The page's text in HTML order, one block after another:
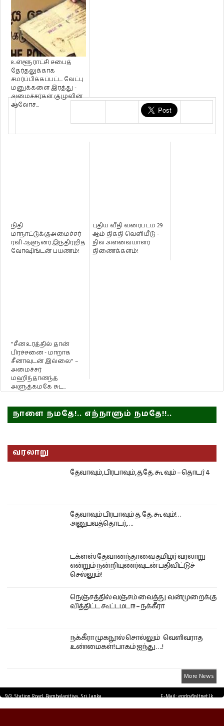
உள்ளூராட்சி சபைத்
தேர்தலுக்காக
சமர்ப்பிக்கப்பட்ட வேட்பு
மனுக்களை இரத்து -
அமைச்சர்கள் குழுவின்
ஆலோச...
நிதி
மாநாட்டுக்குஅமைச்சர்
ரவி ஆளுனர் இந்திரஜித்
வோஷிங்டன் பயணம்!
புதிய வீதி வரைபடம் 29
ஆம் திகதி வெளியீடு -
நில அளவையாளர்
திணைக்களம்!
"சீன உரத்தில் தான்
பிரச்சனை - மாறாக
சீனாவுடன் இல்லை" –
அமைச்சர்
மஹிந்தானந்த
அளுத்கமகே சுட...
நாளை நமதே!.. எந்நாளும் நமதே!!..
வரலாறு
தேவாவும், பிரபாவும், த.தே. கூ வும் – தொடர் 4
தேவாவும் பிரபாவும் த. தே. கூ வும்!…
அனுபவத்தொடர்,….
டக்ளஸ் தேவானந்தாவை தமிழர் வரலாறு
என்றும் நன்றியுணர்வுடன் பதிவிட்டுச்
செல்லும்!
நெஞ்சத்தில் வஞ்சம் வைத்து வன்முறைக்கு
வித்திட்ட கூட்டமடா! – நக்கீரா
நக்கீரா முகநூல் சொல்லும் வெளிவராத
உண்மைகள்! பாகம் ஐந்து ….!
More News
9/3, Station Road, Bambalapitiya, Sri Lanka.
E-Mail: epdp@sltnet.lk